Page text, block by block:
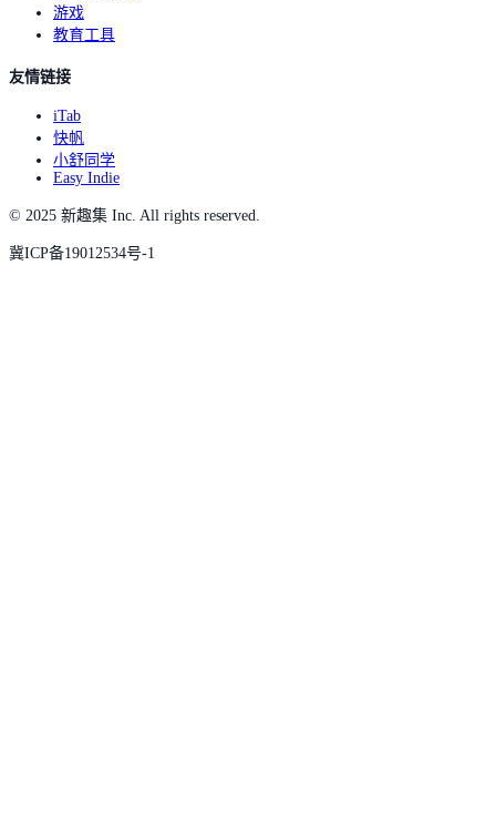
游戏
教育工具
友情链接
iTab
快帆
小舒同学
Easy Indie
© 2025 新趣集 Inc. All rights reserved.
冀ICP备19012534号-1